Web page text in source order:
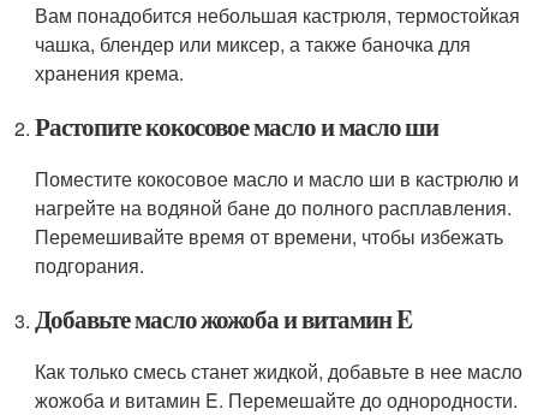
Вам понадобится небольшая кастрюля, термостойкая
чашка, блендер или миксер, а также баночка для
хранения крема.
Растопите кокосовое масло и масло ши
Поместите кокосовое масло и масло ши в кастрюлю и
нагрейте на водяной бане до полного расплавления.
Перемешивайте время от времени, чтобы избежать
подгорания.
Добавьте масло жожоба и витамин E
Как только смесь станет жидкой, добавьте в нее масло
жожоба и витамин E. Перемешайте до однородности.